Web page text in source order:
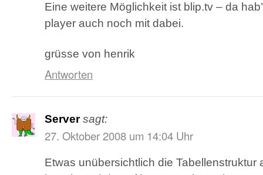
Eine weitere Möglichkeit ist blip.tv – da
player auch noch mit dabei.
grüsse von henrik
Antworten
Server sagt:
27. Oktober 2008 um 14:04 Uhr
Etwas unübersichtlich die Tabellenstruktur